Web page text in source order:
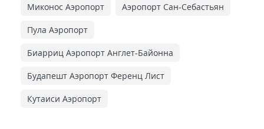
Миконос Аэропорт Аэропорт Сан-Себастьян
Пула Аэропорт
Биарриц Аэропорт Англет-Байонна
Будапешт Аэропорт Ференц Лист
Кутаиси Аэропорт